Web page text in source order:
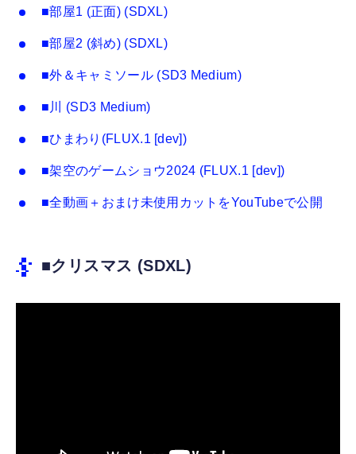
■部屋1 (正面) (SDXL)
■部屋2 (斜め) (SDXL)
■外＆キャミソール (SD3 Medium)
■川 (SD3 Medium)
■ひまわり(FLUX.1 [dev])
■架空のゲームショウ2024 (FLUX.1 [dev])
■全動画＋おまけ未使用カットをYouTubeで公開
■クリスマス (SDXL)